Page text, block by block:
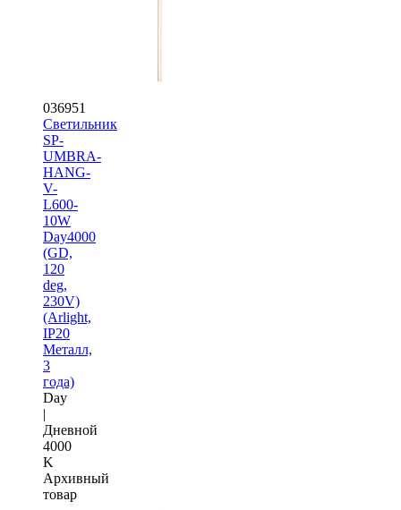
036951
Светильник
SP-
UMBRA-
HANG-
V-
L600-
10W
Day4000
(GD,
120
deg,
230V)
(Arlight,
IP20
Металл,
3
года)
Day
|
Дневной
4000
K
Архивный
товар